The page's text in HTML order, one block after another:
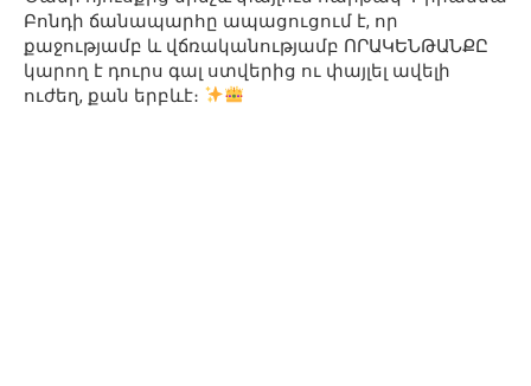
Բոնդի ճանապարհը ապացուցում է, որ
քաջությամբ և վճռականությամբ ՈՐԱԿԵՆԹԱՆՔԸ
կարող է դուրս գալ ստվերից ու փայլել ավելի
ուժեղ, քան երբևէ։